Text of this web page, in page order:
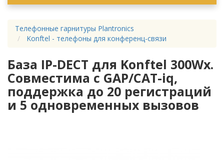
Телефонные гарнитуры Plantronics
Konftel - телефоны для конференц-связи
База IP-DECT для Konftel 300Wx.
Совместима с GAP/CAT-iq,
поддержка до 20 регистраций
и 5 одновременных вызовов